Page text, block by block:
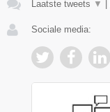
Laatste tweets ▼ |
Sociale media: